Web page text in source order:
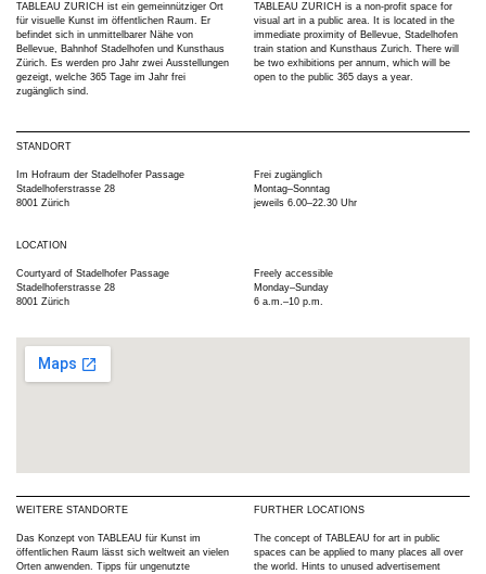
TABLEAU ZURICH ist ein gemeinnütziger Ort
für visuelle Kunst im öffentlichen Raum. Er
befindet sich in unmittelbarer Nähe von
Bellevue, Bahnhof Stadelhofen und Kunsthaus
Zürich. Es werden pro Jahr zwei Ausstellungen
gezeigt, welche 365 Tage im Jahr frei
zugänglich sind.
TABLEAU ZURICH is a non-profit space for
visual art in a public area. It is located in the
immediate proximity of Bellevue, Stadelhofen
train station and Kunsthaus Zurich. There will
be two exhibitions per annum, which will be
open to the public 365 days a year.
STANDORT
Im Hofraum der Stadelhofer Passage
Stadelhoferstrasse 28
8001 Zürich
Frei zugänglich
Montag–Sonntag
jeweils 6.00–22.30 Uhr
LOCATION
Courtyard of Stadelhofer Passage
Stadelhoferstrasse 28
8001 Zürich
Freely accessible
Monday–Sunday
6 a.m.–10 p.m.
WEITERE STANDORTE
Das Konzept von TABLEAU für Kunst im
öffentlichen Raum lässt sich weltweit an vielen
Orten anwenden. Tipps für ungenutzte
FURTHER LOCATIONS
The concept of TABLEAU for art in public
spaces can be applied to many places all over
the world. Hints to unused advertisement